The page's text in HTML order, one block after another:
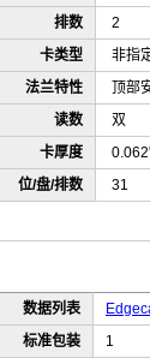
排数
2
卡类型
非指
法兰特性
顶部
读数
双
卡厚度
位/盘/排数
31
数据列表
标准包装
1